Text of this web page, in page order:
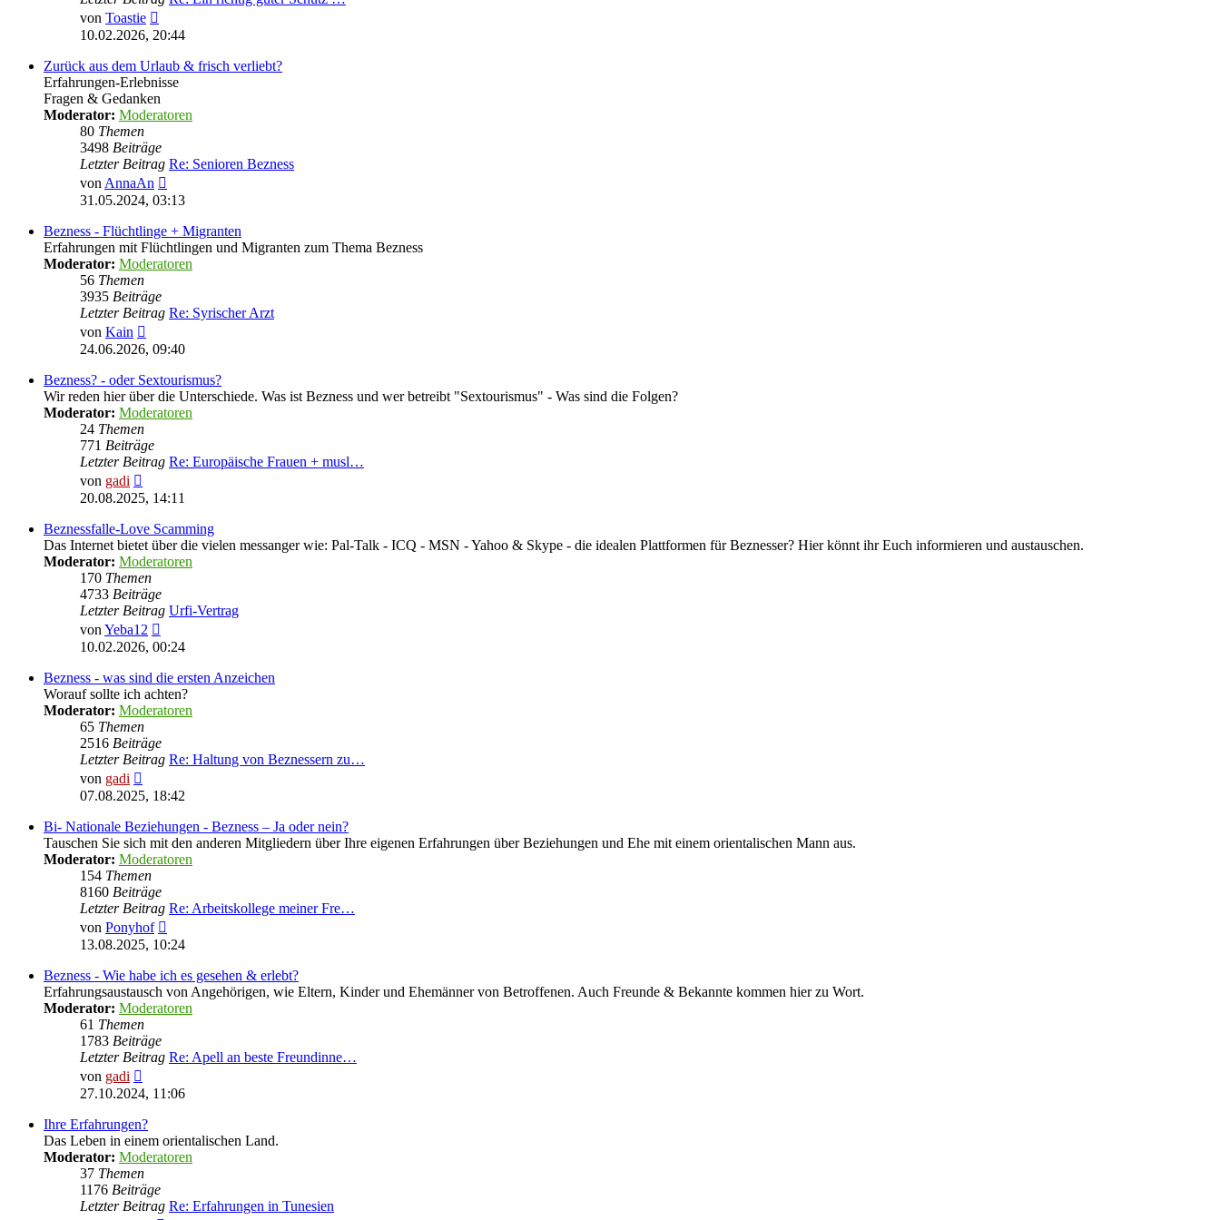
von Toastie
Beitrag
10.02.2026, 20:44
Zurück aus dem Urlaub & frisch verliebt?
Erfahrungen-Erlebnisse
Fragen & Gedanken
Moderator: Moderatoren
80 Themen
3498 Beiträge
Letzter Beitrag Re: Senioren Bezness
von AnnaAn
Beitrag
31.05.2024, 03:13
Bezness - Flüchtlinge + Migranten
Erfahrungen mit Flüchtlingen und Migranten zum Thema Bezness
Moderator: Moderatoren
56 Themen
3935 Beiträge
Letzter Beitrag Re: Syrischer Arzt
von Kain
Beitrag
24.06.2026, 09:40
Bezness? - oder Sextourismus?
Wir reden hier über die Unterschiede. Was ist Bezness und wer betreibt "Sextourismus" - Was sind die Folgen?
Moderator: Moderatoren
24 Themen
771 Beiträge
Letzter Beitrag Re: Europäische Frauen + musl…
von gadi
Beitrag
20.08.2025, 14:11
Beznessfalle-Love Scamming
Das Internet bietet über die vielen messanger wie: Pal-Talk - ICQ - MSN - Yahoo & Skype - die idealen Plattformen für Beznesser? Hier könnt ihr Euch informieren und austauschen.
Moderator: Moderatoren
170 Themen
4733 Beiträge
Letzter Beitrag Urfi-Vertrag
von Yeba12
Beitrag
10.02.2026, 00:24
Bezness - was sind die ersten Anzeichen
Worauf sollte ich achten?
Moderator: Moderatoren
65 Themen
2516 Beiträge
Letzter Beitrag Re: Haltung von Beznessern zu…
von gadi
Beitrag
07.08.2025, 18:42
Bi- Nationale Beziehungen - Bezness – Ja oder nein?
Tauschen Sie sich mit den anderen Mitgliedern über Ihre eigenen Erfahrungen über Beziehungen und Ehe mit einem orientalischen Mann aus.
Moderator: Moderatoren
154 Themen
8160 Beiträge
Letzter Beitrag Re: Arbeitskollege meiner Fre…
von Ponyhof
Beitrag
13.08.2025, 10:24
Bezness - Wie habe ich es gesehen & erlebt?
Erfahrungsaustausch von Angehörigen, wie Eltern, Kinder und Ehemänner von Betroffenen. Auch Freunde & Bekannte kommen hier zu Wort.
Moderator: Moderatoren
61 Themen
1783 Beiträge
Letzter Beitrag Re: Apell an beste Freundinne…
von gadi
Beitrag
27.10.2024, 11:06
Ihre Erfahrungen?
Das Leben in einem orientalischen Land.
Moderator: Moderatoren
37 Themen
1176 Beiträge
Letzter Beitrag Re: Erfahrungen in Tunesien